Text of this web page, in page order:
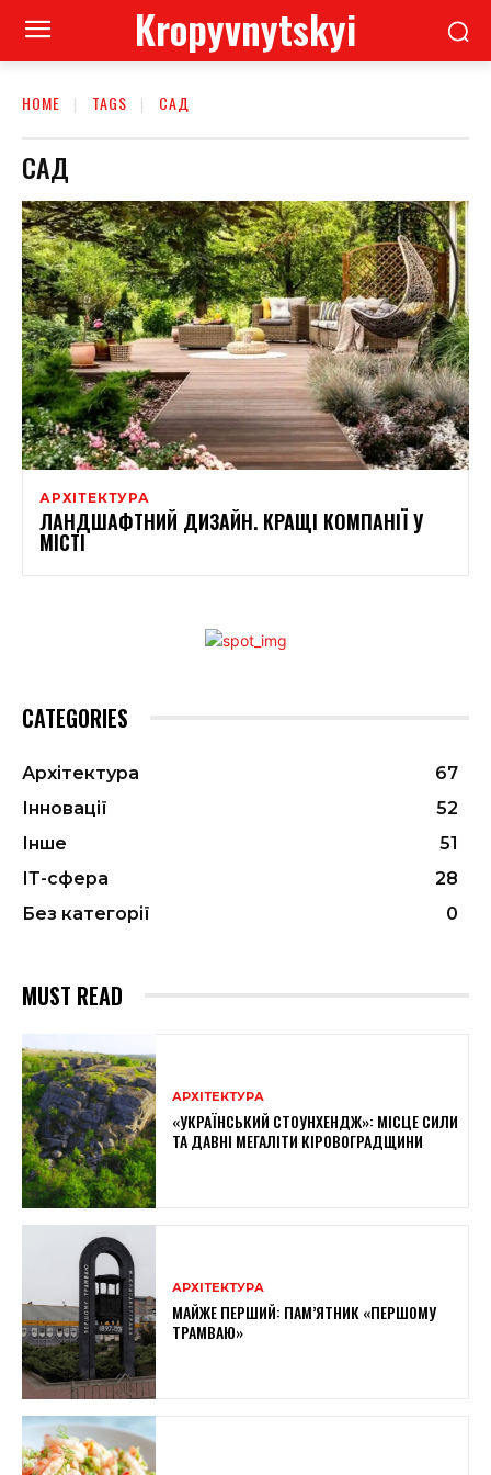
Kropyvnytskyi
HOME TAGS САД
САД
АРХІТЕКТУРА
ЛАНДШАФТНИЙ ДИЗАЙН. КРАЩІ КОМПАНІЇ У
МІСТІ
CATEGORIES
Архітектура
67
Інновації
52
Інше
51
ІТ-сфера
28
Без категорії
0
MUST READ
АРХІТЕКТУРА
«УКРАЇНСЬКИЙ СТОУНХЕНДЖ»: МІСЦЕ СИЛИ
ТА ДАВНІ МЕГАЛІТИ КІРОВОГРАДЩИНИ
АРХІТЕКТУРА
МАЙЖЕ ПЕРШИЙ: ПАМ’ЯТНИК «ПЕРШОМУ
ТРАМВАЮ»